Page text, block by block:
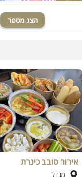
אירוח סובב כינרת
מגדל